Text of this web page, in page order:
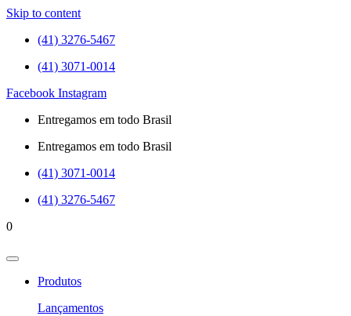
Skip to content
(41) 3276-5467
(41) 3071-0014
Facebook Instagram
Entregamos em todo Brasil
Entregamos em todo Brasil
(41) 3071-0014
(41) 3276-5467
0
Produtos
Lançamentos